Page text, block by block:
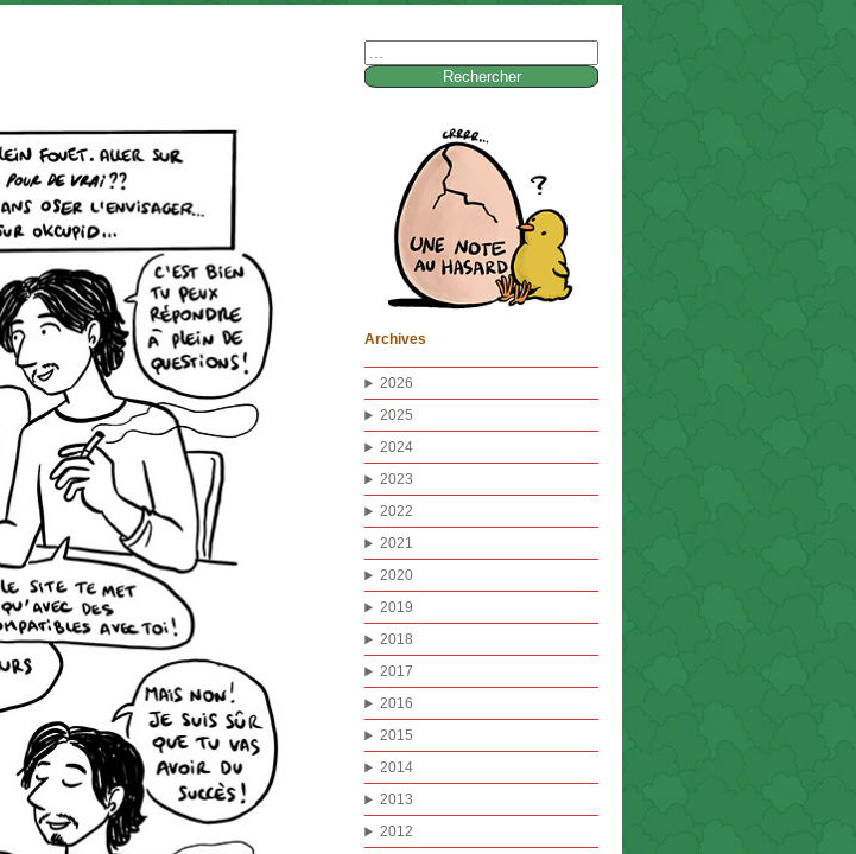
Archives
2026
2025
2024
2023
2022
2021
2020
2019
2018
2017
2016
2015
2014
2013
2012